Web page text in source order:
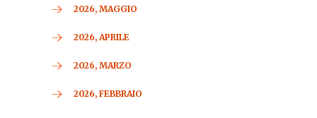
2026, MAGGIO
2026, APRILE
2026, MARZO
2026, FEBBRAIO